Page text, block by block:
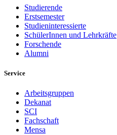
Studierende
Erstsemester
Studieninteressierte
SchülerInnen und Lehrkräfte
Forschende
Alumni
Service
Arbeitsgruppen
Dekanat
SCI
Fachschaft
Mensa